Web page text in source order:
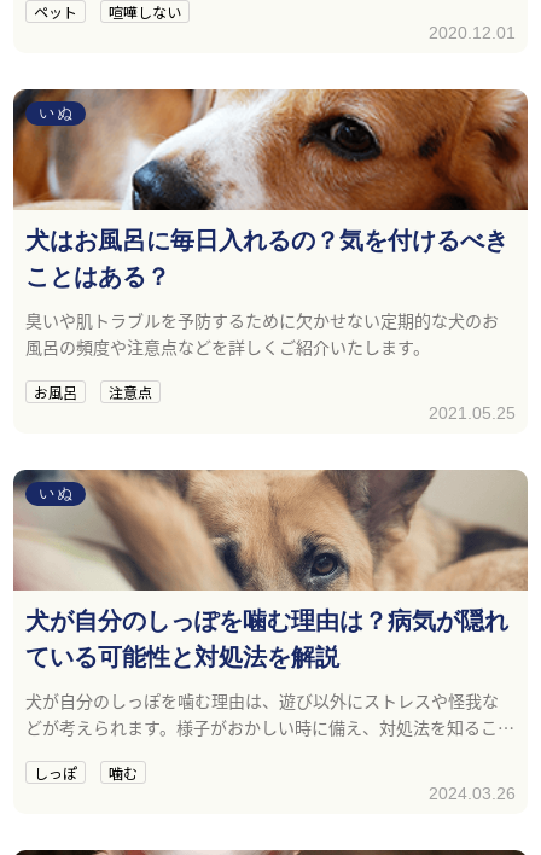
にしてくださいね。
ペット 喧嘩しない
2020.12.01
いぬ
犬はお風呂に毎日入れるの？気を付けるべき
ことはある？
臭いや肌トラブルを予防するために欠かせない定期的な犬のお
風呂の頻度や注意点などを詳しくご紹介いたします。
お風呂 注意点
2021.05.25
いぬ
犬が自分のしっぽを噛む理由は？病気が隠れ
ている可能性と対処法を解説
犬が自分のしっぽを噛む理由は、遊び以外にストレスや怪我な
どが考えられます。様子がおかしい時に備え、対処法を知ること
しっぽ 噛む
2024.03.26